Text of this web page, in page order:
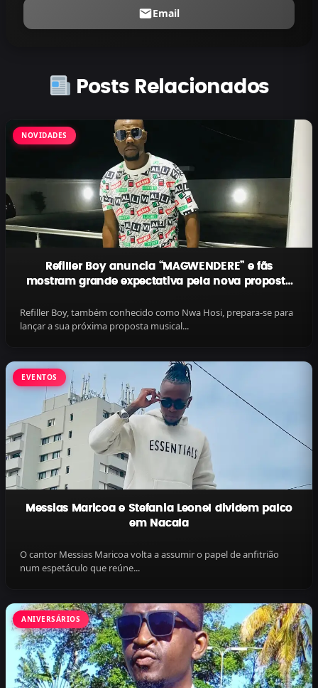
Email
Posts Relacionados
NOVIDADES
Refiller Boy anuncia “MAGWENDERE” e fãs
mostram grande expectativa pela nova proposta
Refiller Boy, também conhecido como Nwa Hosi, prepara-se para
lançar a sua próxima proposta musical...
EVENTOS
Messias Maricoa e Stefania Leonel dividem palco
em Nacala
O cantor Messias Maricoa volta a assumir o papel de anfitrião
num espetáculo que reúne...
ANIVERSÁRIOS